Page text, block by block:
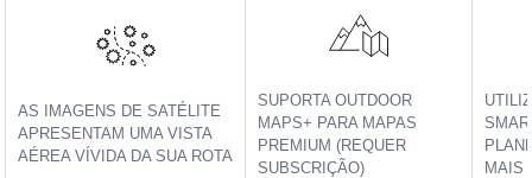
AS IMAGENS DE SATÉLITE
APRESENTAM UMA VISTA
AÉREA VÍVIDA DA SUA ROTA
SUPORTA OUTDOOR
MAPS+ PARA MAPAS
PREMIUM (REQUER
SUBSCRIÇÃO)
MAIS